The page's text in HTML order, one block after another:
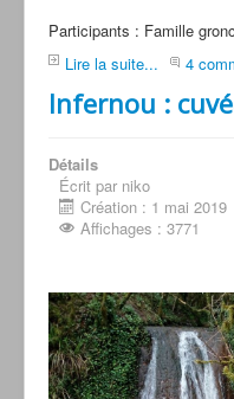
Participants : Famille
Lire la suite...
4
Infernou :
Détails
Écrit par niko
Création : 1 mai 2019
Affichages : 3771